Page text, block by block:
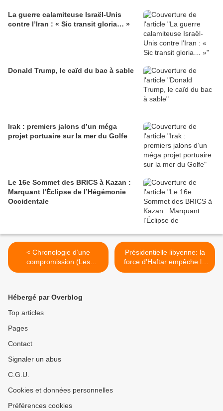
La guerre calamiteuse Israël-Unis
contre l’Iran : « Sic transit gloria… »
Donald Trump, le caïd du bac à sable
Irak : premiers jalons d’un méga
projet portuaire sur la mer du Golfe
Le 16e Sommet des BRICS à Kazan :
Marquant l’Éclipse de l’Hégémonie
Occidentale
< Chronologie d’une
compromission (Les
mémos de la terreur –
Présidentielle libyenne: la
force d'Haftar empêche le
recours judiciaire de Saïf al-
Hébergé par Overblog
Top articles
Pages
Contact
Signaler un abus
C.G.U.
Cookies et données personnelles
Préférences cookies